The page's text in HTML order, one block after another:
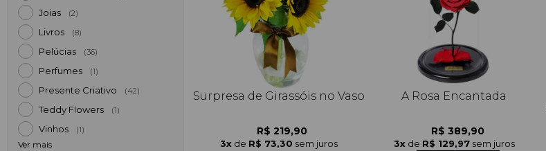
Joias (2)
Livros (8)
Pelúcias (36)
Perfumes (1)
Presente Criativo (42)
Teddy Flowers (1)
Vinhos (1)
Ver mais
Surpresa de Girassóis no Vaso
R$ 219,90
3x de R$ 73,30 sem juros
A Rosa Encantada
R$ 389,90
3x de R$ 129,97 sem juros